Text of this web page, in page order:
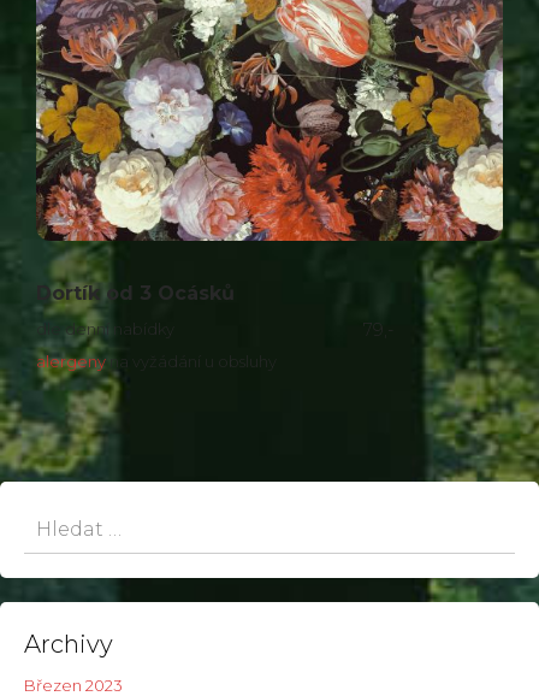
Dortík od 3 Ocásků
79,-
dle denní nabídky
alergeny na vyžádání u obsluhy
Archivy
Březen 2023